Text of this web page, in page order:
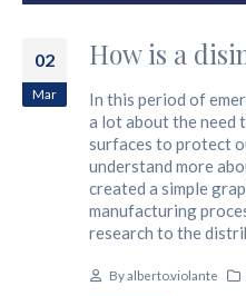
02
Mar
How is a
In this period of
a lot about the need
surfaces to protect
understand more
created a simple
manufacturing
research to the
Byalberto.violante